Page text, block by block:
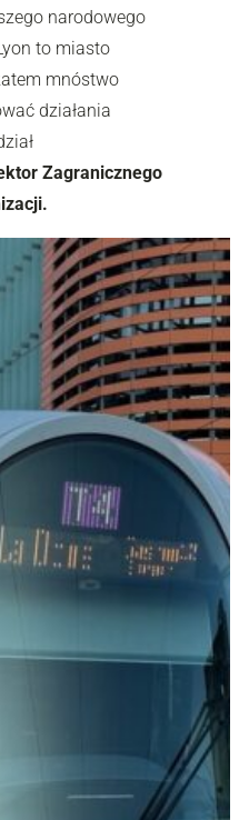
narodowego
to miasto
mnóstwo
działania
Zagranicznego